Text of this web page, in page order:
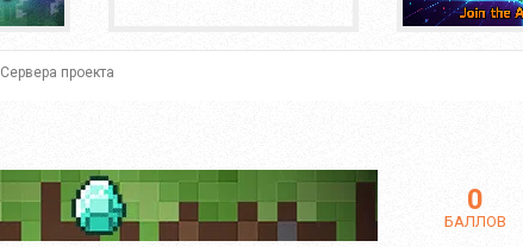
Сервера проекта
0
БАЛЛОВ